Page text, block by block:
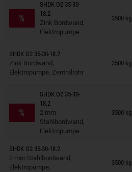
%
SHDK O2 35-30-
18.2
Zink Bordwand,
Elektropumpe
3500 kg
Anhänger auf Merkzettel
SHDK O2 35-30-18.2
Zink Bordwand,
Elektropumpe, Zentralrohr
3500 kg
Anhänger auf Merkzettel
%
SHDK O2 35-30-
18.2
2 mm
Stahlbordwand,
Elektropumpe
3500 kg
Anhänger auf Merkzettel
SHDK O2 35-30-18.2
2 mm Stahlbordwand,
Elektropumpe,
3500 kg
Anhänger auf Merkzettel